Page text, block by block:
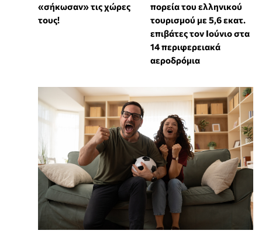
«σήκωσαν» τις χώρες
τους!
πορεία του ελληνικού
τουρισμού με 5,6 εκατ.
επιβάτες τον Ιούνιο στα
14 περιφερειακά
αεροδρόμια